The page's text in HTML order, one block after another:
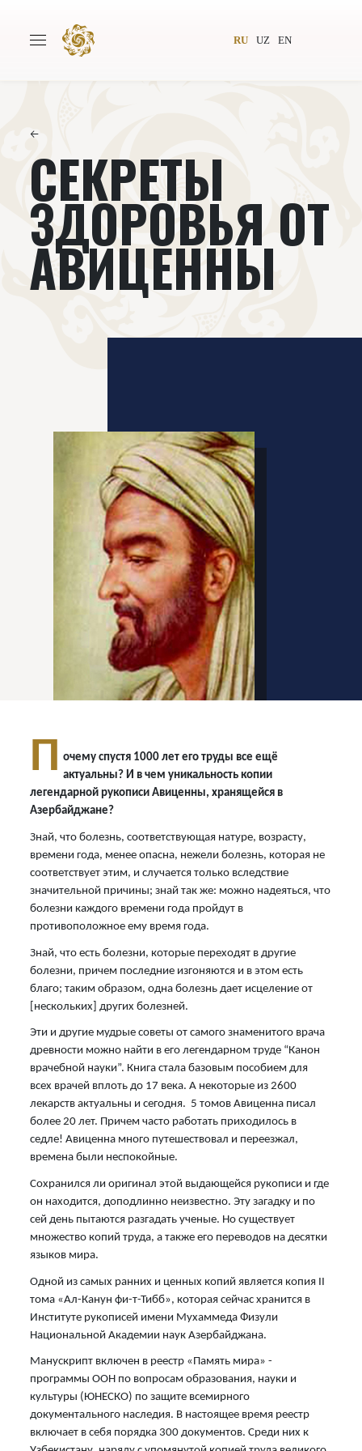
RU UZ EN
Всемирное общество
Издательство Новости
Проекты
Книги Видеолекторий
←
СЕКРЕТЫ
ЗДОРОВЬЯ ОТ
АВИЦЕННЫ
П очему спустя 1000 лет его труды все ещё
актуальны? И в чем уникальность копии
легендарной рукописи Авиценны, хранящейся в
Азербайджане?
Знай, что болезнь, соответствующая натуре, возрасту,
времени года, менее опасна, нежели болезнь, которая не
соответствует этим, и случается только вследствие
значительной причины; знай так же: можно надеяться, что
болезни каждого времени года пройдут в
противоположное ему время года.
Знай, что есть болезни, которые переходят в другие
болезни, причем последние изгоняются и в этом есть
благо; таким образом, одна болезнь дает исцеление от
[нескольких] других болезней.
Эти и другие мудрые советы от самого знаменитого врача
древности можно найти в его легендарном труде “Канон
врачебной науки”. Книга стала базовым пособием для
всех врачей вплоть до 17 века. А некоторые из 2600
лекарств актуальны и сегодня. 5 томов Авиценна писал
более 20 лет. Причем часто работать приходилось в
седле! Авиценна много путешествовал и переезжал,
времена были неспокойные.
Сохранился ли оригинал этой выдающейся рукописи и где
он находится, доподлинно неизвестно. Эту загадку и по
сей день пытаются разгадать ученые. Но существует
множество копий труда, а также его переводов на десятки
языков мира.
Одной из самых ранних и ценных копий является копия II
тома «Ал-Канун фи-т-Тибб», которая сейчас хранится в
Институте рукописей имени Мухаммеда Физули
Национальной Академии наук Азербайджана.
Манускрипт включен в реестр «Память мира» -
программы ООН по вопросам образования, науки и
культуры (ЮНЕСКО) по защите всемирного
документального наследия. В настоящее время реестр
включает в себя порядка 300 документов. Среди них к